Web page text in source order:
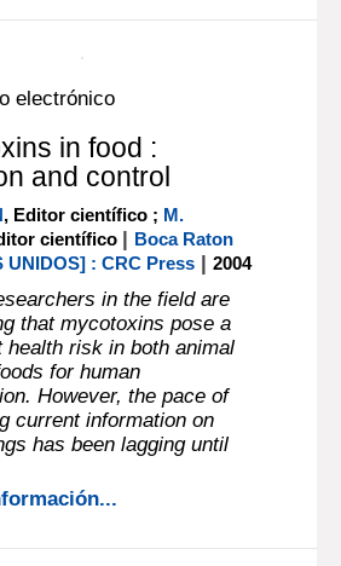
1996). A more
which addresses
electrónico
in food :
and control
, Editor científico ;
científico |Boca Raton
UNIDOS] : CRC Press|2004
in the field are
that mycotoxins pose a
risk in both animal
However, the pace of